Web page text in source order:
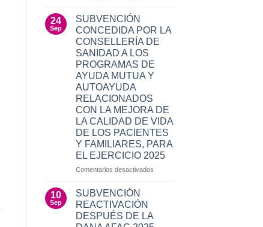
ACCIÓN
SOCIAL.
Red
Oficinas
“la
CAIXA”,
el
ejercicio
2025
24
Sep
SUBVENCIÓN
CONCEDIDA POR LA
CONSELLERÍA DE
SANIDAD A LOS
PROGRAMAS DE
AYUDA MUTUA Y
AUTOAYUDA
RELACIONADOS
CON LA MEJORA DE
LA CALIDAD DE VIDA
DE LOS PACIENTES
Y FAMILIARES, PARA
EL EJERCICIO 2025
Comentarios desactivadosen
CONSELLERÍA
10
Sep
SUBVENCIÓN
REACTIVACIÓN
DESPUÉS DE LA